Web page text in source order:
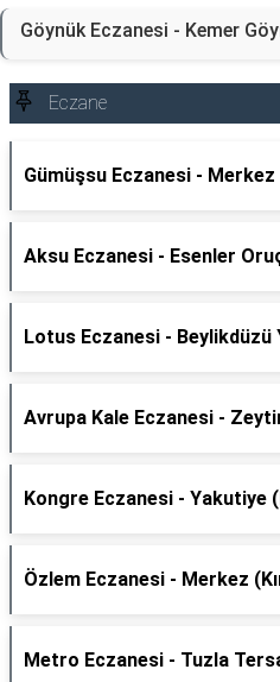
Göynük Eczanesi - Kemer
Eczane
Gümüşsu Eczanesi -
Aksu Eczanesi - Esenler
Lotus Eczanesi - Beylikdüzü
Avrupa Kale Eczanesi -
Kongre Eczanesi - Yakutiye
Özlem Eczanesi - Merkez
Metro Eczanesi - Tuzla